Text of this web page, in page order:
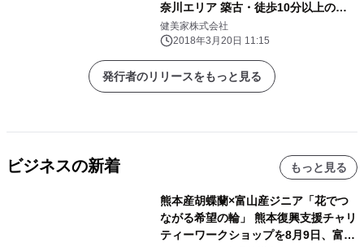
奈川エリア 築古・徒歩10分以上の物
件が集中
健美家株式会社
2018年3月20日 11:15
発行者のリリースをもっと見る
ビジネスの新着 もっと見る
熊本産胡蝶蘭×富山産ジニア「花でつ
ながる希望の輪」 熊本復興支援チャリ
ティーワークショップを8月9日、富